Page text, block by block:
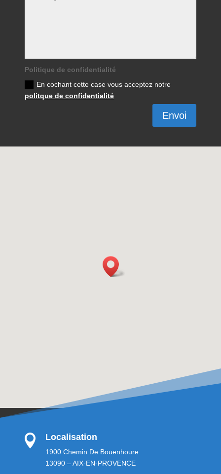
Politique de confidentialité
En cochant cette case vous acceptez notre
politque de confidentialité
Envoi
 Localisation
1900 Chemin De Bouenhoure
13090 – AIX-EN-PROVENCE